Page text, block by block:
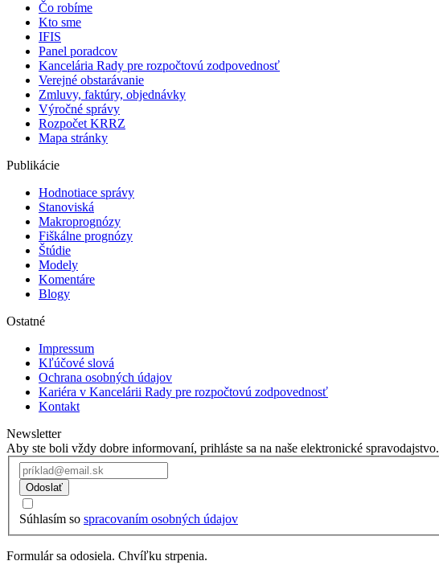
Čo robíme
Kto sme
IFIS
Panel poradcov
Kancelária Rady pre rozpočtovú zodpovednosť
Verejné obstarávanie
Zmluvy, faktúry, objednávky
Výročné správy
Rozpočet KRRZ
Mapa stránky
Publikácie
Hodnotiace správy
Stanoviská
Makroprognózy
Fiškálne prognózy
Štúdie
Modely
Komentáre
Blogy
Ostatné
Impressum
Kľúčové slová
Ochrana osobných údajov
Kariéra v Kancelárii Rady pre rozpočtovú zodpovednosť
Kontakt
Newsletter
Aby ste boli vždy dobre informovaní, prihláste sa na naše elektronické spravodajstvo.
Odoslať
Súhlasím so spracovaním osobných údajov
Formulár sa odosiela. Chvíľku strpenia.